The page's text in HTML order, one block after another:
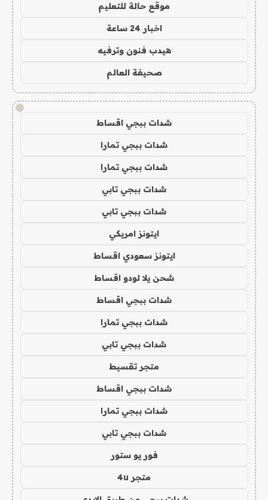
موقع حالة للتعليم
اخبار 24 ساعة
هيدب فنون وترفيه
صحيفة العالم
!
شدات ببجي اقساط
شدات ببجي تمارا
شدات ببجي تمارا
شدات ببجي تابي
شدات ببجي تابي
ايتونز امريكي
ايتونز سعودي اقساط
شحن يلا لودو اقساط
شدات ببجي اقساط
شدات ببجي تمارا
شدات ببجي تابي
متجر تقسيط
شدات ببجي اقساط
شدات ببجي تمارا
شدات ببجي تابي
فور يو ستور
متجر 4u